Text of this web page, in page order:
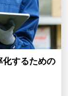
するための